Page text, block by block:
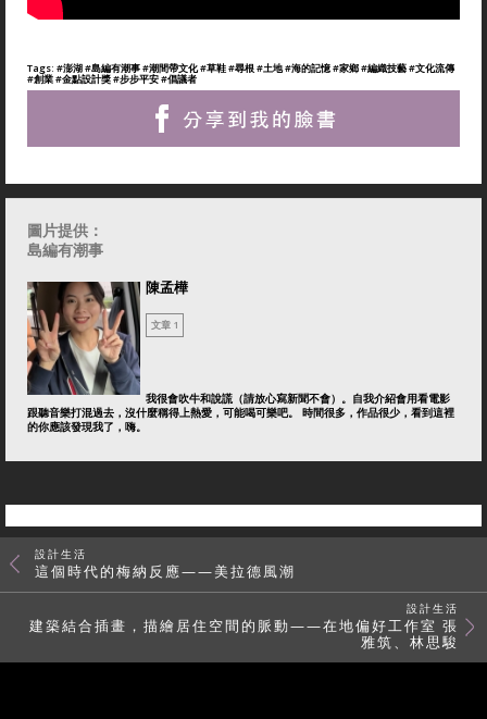
Tags: #澎湖#島編有潮事#潮間帶文化#草鞋#尋根#土地#海的記憶#家鄉#編織技藝#文化流傳
#創業#金點設計獎#步步平安#倡議者
圖片提供：
島編有潮事
陳孟樺
文章 1
我很會吹牛和說謊（請放心寫新聞不會）。自我介紹會用看電影
跟聽音樂打混過去，沒什麼稱得上熱愛，可能喝可樂吧。 時間很多，作品很少，看到這裡
的你應該發現我了，嗨。
設計生活
這個時代的梅納反應——美拉德風潮
設計生活
建築結合插畫，描繪居住空間的脈動——在地偏好工作室 張
雅筑、林思駿